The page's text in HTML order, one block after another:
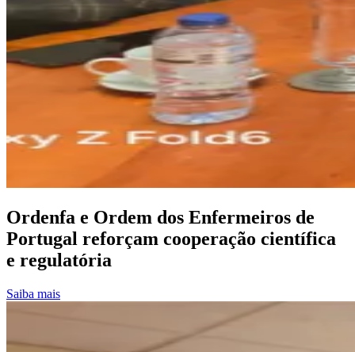
Ordenfa e Ordem dos Enfermeiros de
Portugal reforçam cooperação científica
e regulatória
Saiba mais